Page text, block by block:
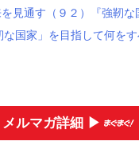
見通す（９２）『強靭な
な国家」を目指して何を
メルマガ詳細 ▶︎